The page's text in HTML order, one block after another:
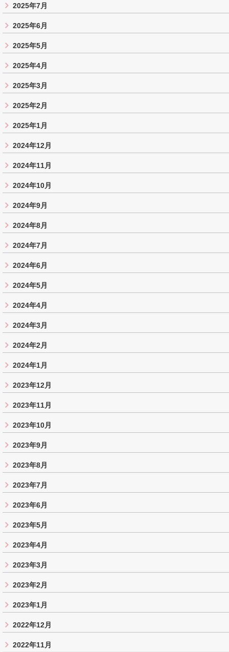
2025年7月
2025年6月
2025年5月
2025年4月
2025年3月
2025年2月
2025年1月
2024年12月
2024年11月
2024年10月
2024年9月
2024年8月
2024年7月
2024年6月
2024年5月
2024年4月
2024年3月
2024年2月
2024年1月
2023年12月
2023年11月
2023年10月
2023年9月
2023年8月
2023年7月
2023年6月
2023年5月
2023年4月
2023年3月
2023年2月
2023年1月
2022年12月
2022年11月